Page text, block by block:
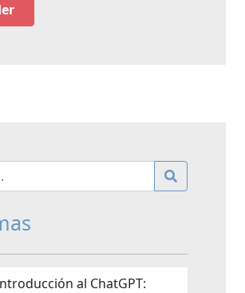
al ChatGPT: